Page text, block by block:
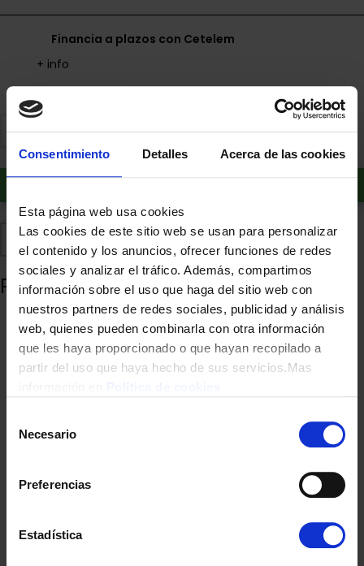
Consentimiento Detalles Acerca de las cookies
Esta página web usa cookies
Las cookies de este sitio web se usan para personalizar
el contenido y los anuncios, ofrecer funciones de redes
sociales y analizar el tráfico. Además, compartimos
información sobre el uso que haga del sitio web con
nuestros partners de redes sociales, publicidad y análisis
web, quienes pueden combinarla con otra información
que les haya proporcionado o que hayan recopilado a
partir del uso que haya hecho de sus servicios.Mas
Necesario
Preferencias
Estadística
Financia a plazos con Cetelem
+ info
Añadir al carrito
Añadir a favoritos Comparte
Productos relacionados
BATIDORA VARILLA UFESA ECLIPSE 1500W MAX 800ML INOX C/A